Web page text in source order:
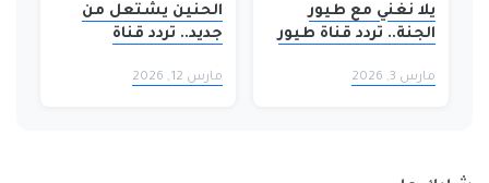
يلا نغني مع طيور
الجنة.. تردد قناة طيور
سات بجودة HD
مارس 3, 2026
الحنين يشتعل من
جديد.. تردد قناة
جنون التسعينات
مارس 12, 2026